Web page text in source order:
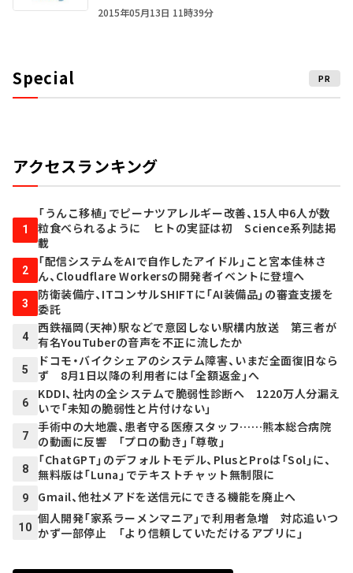
2015年05月13日 11時39分
Special PR
アクセスランキング
1
「うんこ移植」でピーナツアレルギー改善、15人中6人が数
粒食べられるように ヒトの実証は初 Science系列誌掲
載
2
「配信システムをAIで自作したアイドル」こと宮本佳林さ
ん、Cloudflare Workersの開発者イベントに登壇へ
3
防衛装備庁、ITコンサルSHIFTに「AI装備品」の審査支援を
委託
4
西鉄福岡（天神）駅などで意図しない駅構内放送 第三者が
有名YouTuberの音声を不正に流したか
5
ドコモ・バイクシェアのシステム障害、いまだ全面復旧なら
ず 8月1日以降の利用者には「全額返金」へ
6
KDDI、社内の全システムで脆弱性診断へ 1220万人分漏え
いで「未知の脆弱性と片付けない」
7
手術中の大地震、患者守る医療スタッフ……熊本総合病院
の動画に反響 「プロの動き」「尊敬」
8
「ChatGPT」のデフォルトモデル、PlusとProは「Sol」に、
無料版は「Luna」でテキストチャット無制限に
9 Gmail、他社メアドを送信元にできる機能を廃止へ
10
個人開発「家系ラーメンマニア」で利用者急増 対応追いつ
かず一部停止 「より信頼していただけるアプリに」